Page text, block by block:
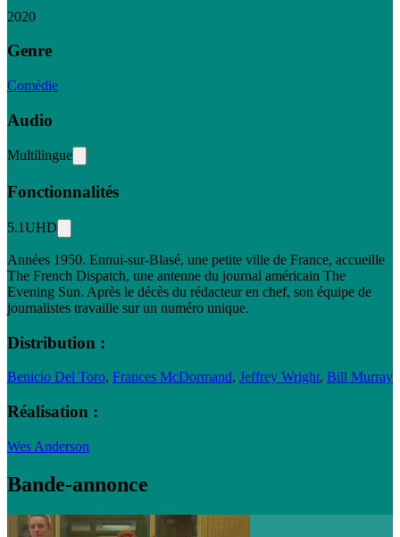
2020
Genre
Comédie
Audio
Multilingue
Fonctionnalités
5.1UHD
Années 1950. Ennui-sur-Blasé, une petite ville de France, accueille
The French Dispatch, une antenne du journal américain The
Evening Sun. Après le décès du rédacteur en chef, son équipe de
journalistes travaille sur un numéro unique.
Distribution :
Benicio Del Toro, Frances McDormand, Jeffrey Wright, Bill Murray
Réalisation :
Wes Anderson
Bande-annonce